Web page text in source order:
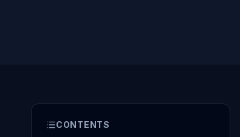
CONTENTS